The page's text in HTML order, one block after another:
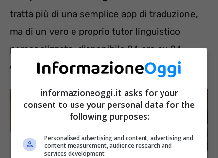
tratta più di una semplice app di traduzione,
ma di un vero e proprio tutor linguistico
personalizzato, disponibile 24 ore su 24
direttamente nel proprio smartphone.
informazioneoggi.it asks for your
consent to use your personal data for the
following purposes:
Personalised advertising and content, advertising and
content measurement, audience research and
services development